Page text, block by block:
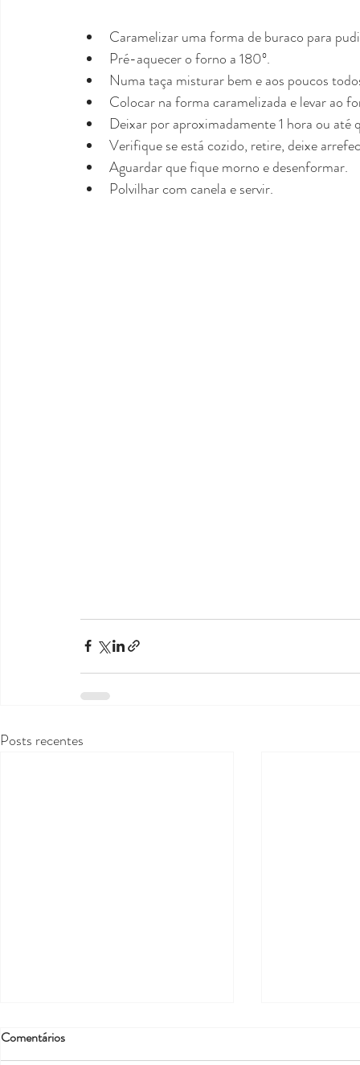
Caramelizar uma forma de buraco para
Pré-aquecer o forno a 180º.
Numa taça misturar bem e aos poucos
Colocar na forma caramelizada e levar ao
Deixar por aproximadamente 1 hora ou
Verifique se está cozido, retire, deixe
Aguardar que fique morno e desenformar.
Polvilhar com canela e servir.
Posts recentes
Comentários